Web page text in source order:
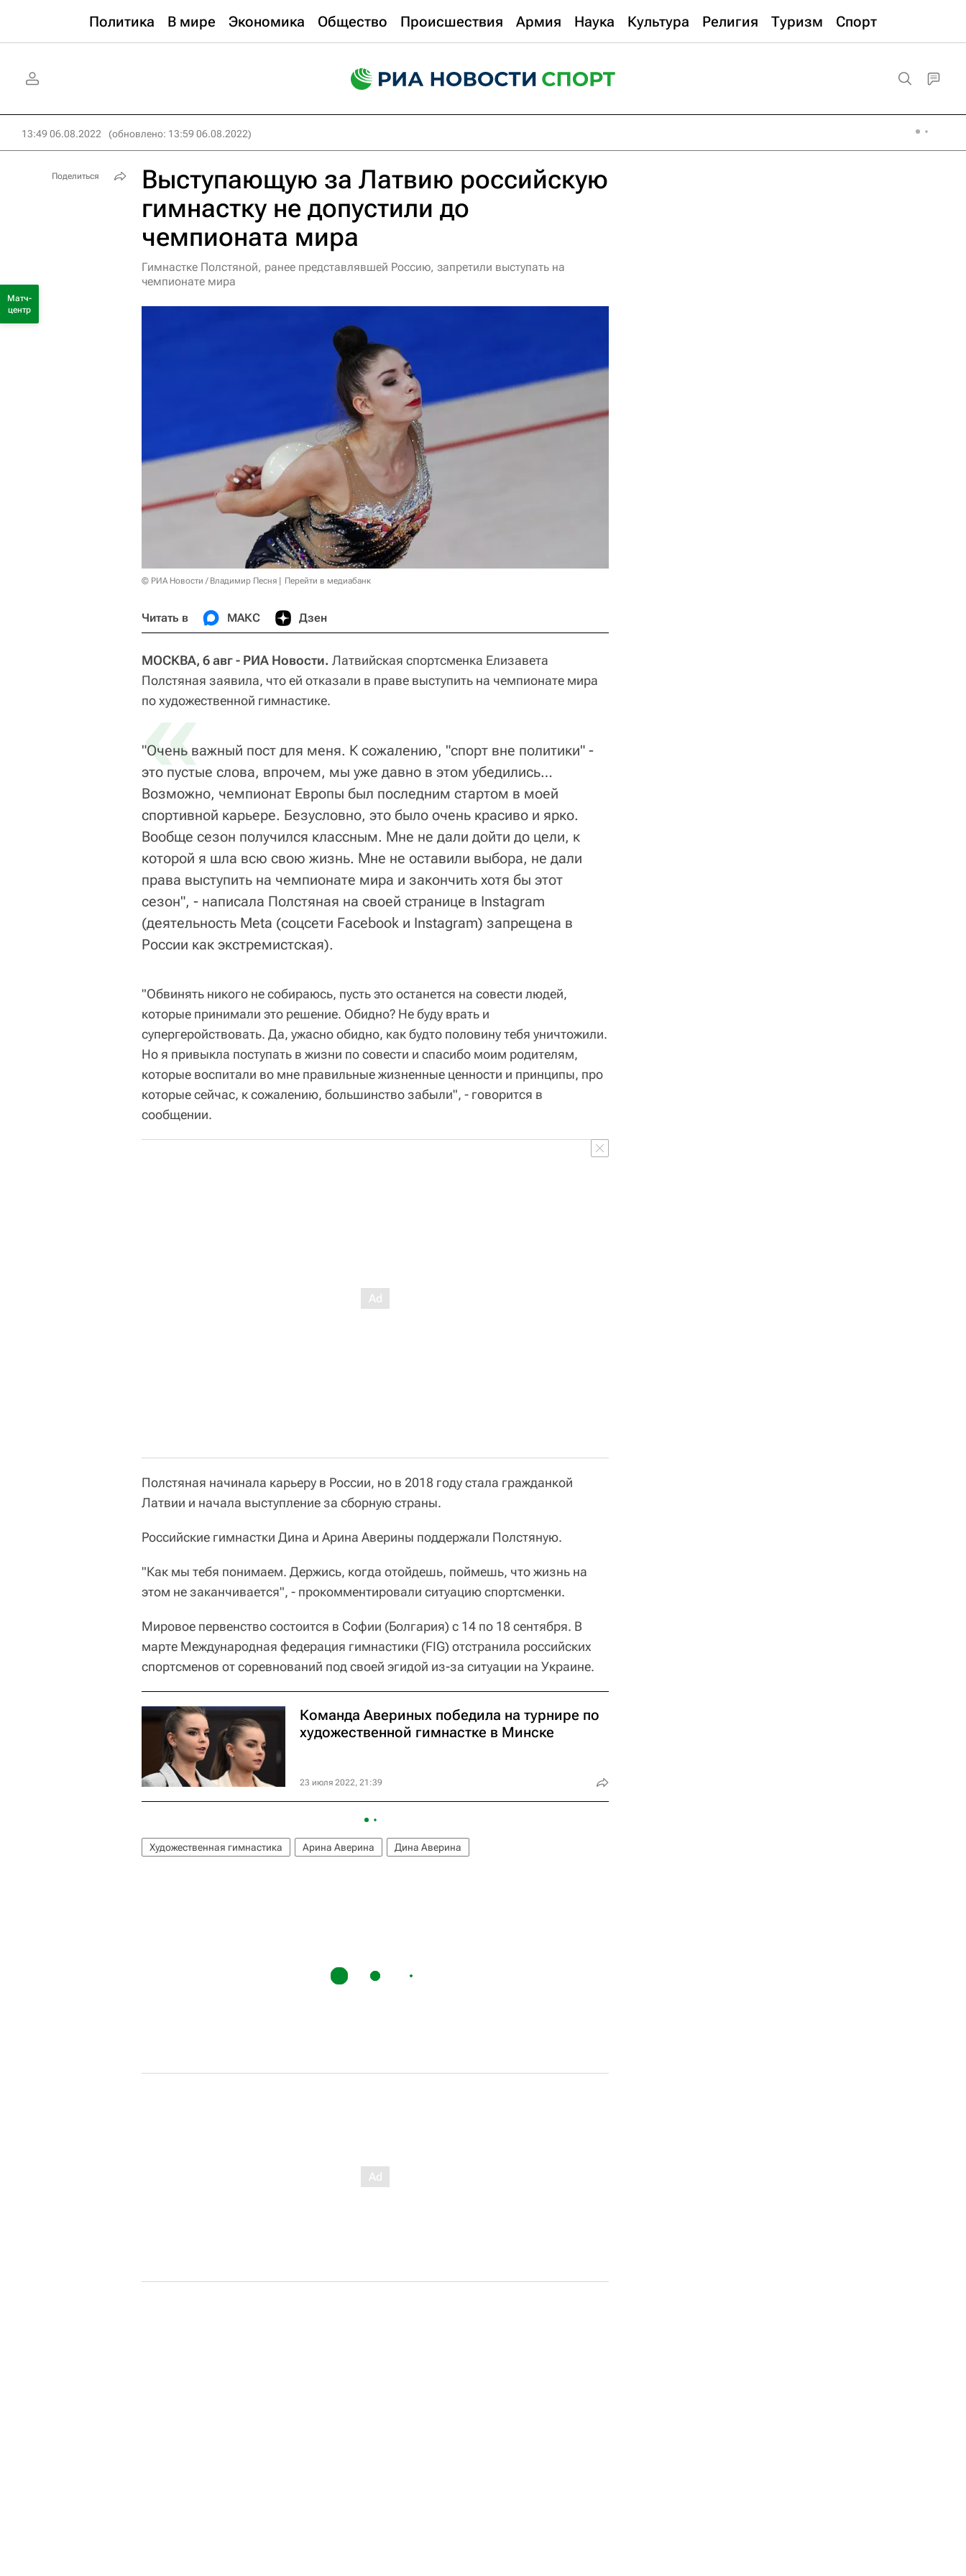
Политика В мире Экономика Общество Происшествия Армия Наука Культура Религия Туризм Спорт
13:49 06.08.2022 (обновлено: 13:59 06.08.2022)
Выступающую за Латвию российскую
гимнастку не допустили до
чемпионата мира
Гимнастке Полстяной, ранее представлявшей Россию, запретили выступать на
чемпионате мира
© РИА Новости / Владимир Песня Перейти в медиабанк
Читать в МАКС Дзен
МОСКВА, 6 авг - РИА Новости. Латвийская спортсменка Елизавета
Полстяная заявила, что ей отказали в праве выступить на чемпионате мира
по художественной гимнастике.
«
"Очень важный пост для меня. К сожалению, "спорт вне политики" -
это пустые слова, впрочем, мы уже давно в этом убедились…
Возможно, чемпионат Европы был последним стартом в моей
спортивной карьере. Безусловно, это было очень красиво и ярко.
Вообще сезон получился классным. Мне не дали дойти до цели, к
которой я шла всю свою жизнь. Мне не оставили выбора, не дали
права выступить на чемпионате мира и закончить хотя бы этот
сезон", - написала Полстяная на своей странице в Instagram
(деятельность Meta (соцсети Facebook и Instagram) запрещена в
России как экстремистская).
"Обвинять никого не собираюсь, пусть это останется на совести людей,
которые принимали это решение. Обидно? Не буду врать и
супергеройствовать. Да, ужасно обидно, как будто половину тебя уничтожили.
Но я привыкла поступать в жизни по совести и спасибо моим родителям,
которые воспитали во мне правильные жизненные ценности и принципы, про
которые сейчас, к сожалению, большинство забыли", - говорится в
сообщении.
Полстяная начинала карьеру в России, но в 2018 году стала гражданкой
Латвии и начала выступление за сборную страны.
Российские гимнастки Дина и Арина Аверины поддержали Полстяную.
"Как мы тебя понимаем. Держись, когда отойдешь, поймешь, что жизнь на
этом не заканчивается", - прокомментировали ситуацию спортсменки.
Мировое первенство состоится в Софии (Болгария) с 14 по 18 сентября. В
марте Международная федерация гимнастики (FIG) отстранила российских
спортсменов от соревнований под своей эгидой из-за ситуации на Украине.
Команда Авериных победила на турнире по
художественной гимнастке в Минске
23 июля 2022, 21:39
Художественная гимнастика Арина Аверина Дина Аверина
Поделиться
Матч-
центр